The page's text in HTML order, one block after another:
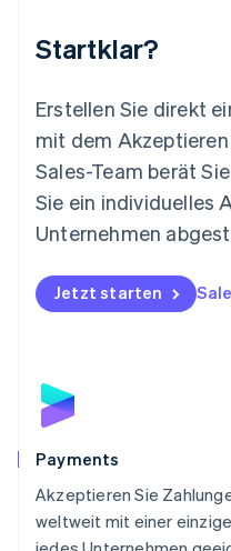
Startklar?
Erstellen Sie direkt
mit dem
Sales-Team berät
Sie ein individuelles
Unternehmen
Jetzt starten
Payments
Akzeptieren Sie
weltweit mit einer
Mexiko
English
Niederlande
Nederlands English
Norwegen
English
Österreich
Polen
English
Portugal
Schweden
Schweiz
Singapur
English简体中文
Slowakei